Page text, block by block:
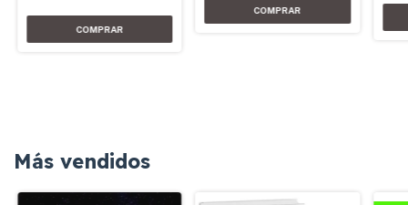
Más vendidos